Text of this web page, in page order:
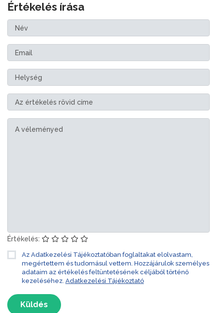
Értékelés írása
Értékelés:
Az Adatkezelési Tájékoztatóban foglaltakat elolvastam,
megértettem és tudomásul vettem. Hozzájárulok személyes
adataim az értékelés feltüntetésének céljából történő
kezeléséhez. Adatkezelési Tájékoztató
Küldés